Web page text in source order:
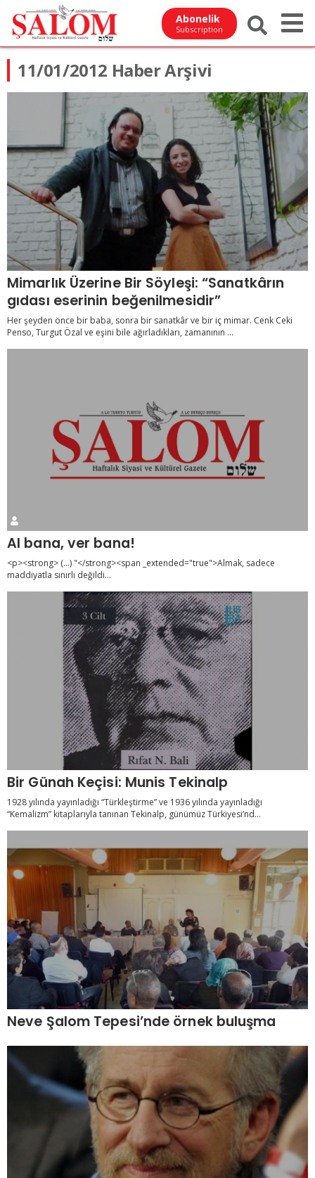
Abonelik
Subscription
11/01/2012 Haber Arşivi
Mimarlık Üzerine Bir Söyleşi: “Sanatkârın
gıdası eserinin beğenilmesidir”
Her şeyden önce bir baba, sonra bir sanatkâr ve bir iç mimar. Cenk Ceki
Penso, Turgut Özal ve eşini bile ağırladıkları, zamanının ...
Al bana, ver bana!
<p><strong> (...) "</strong><span _extended="true">Almak, sadece
maddiyatla sınırlı değildi...
Bir Günah Keçisi: Munis Tekinalp
1928 yılında yayınladığı “Türkleştirme” ve 1936 yılında yayınladığı
“Kemalizm” kitaplarıyla tanınan Tekinalp, günümüz Türkiyesi’nd...
Neve Şalom Tepesi’nde örnek buluşma